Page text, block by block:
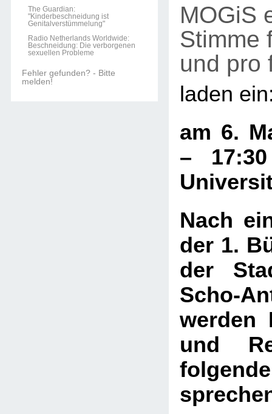
The Guardian:
"Kinderbeschneidung ist
Genitalverstümmelung"
Radio Netherlands Worldwide:
Beschneidung: Die verborgenen
sexuellen Probleme
Fehler gefunden? - Bitte
melden!
MOGiS
Stimme
und pro
laden
am 6.
–
Nach
der 1.
der
Scho-
werden
und